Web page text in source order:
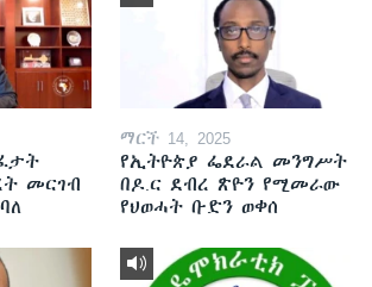
መርገብ
ማርች 14, 2025
የኢትዮጵያ ፌደራል መንግሥት
በዶ.ር ደብረ ጽዮን የሚመራው
የህወሓት ቡድን ወቀሰ